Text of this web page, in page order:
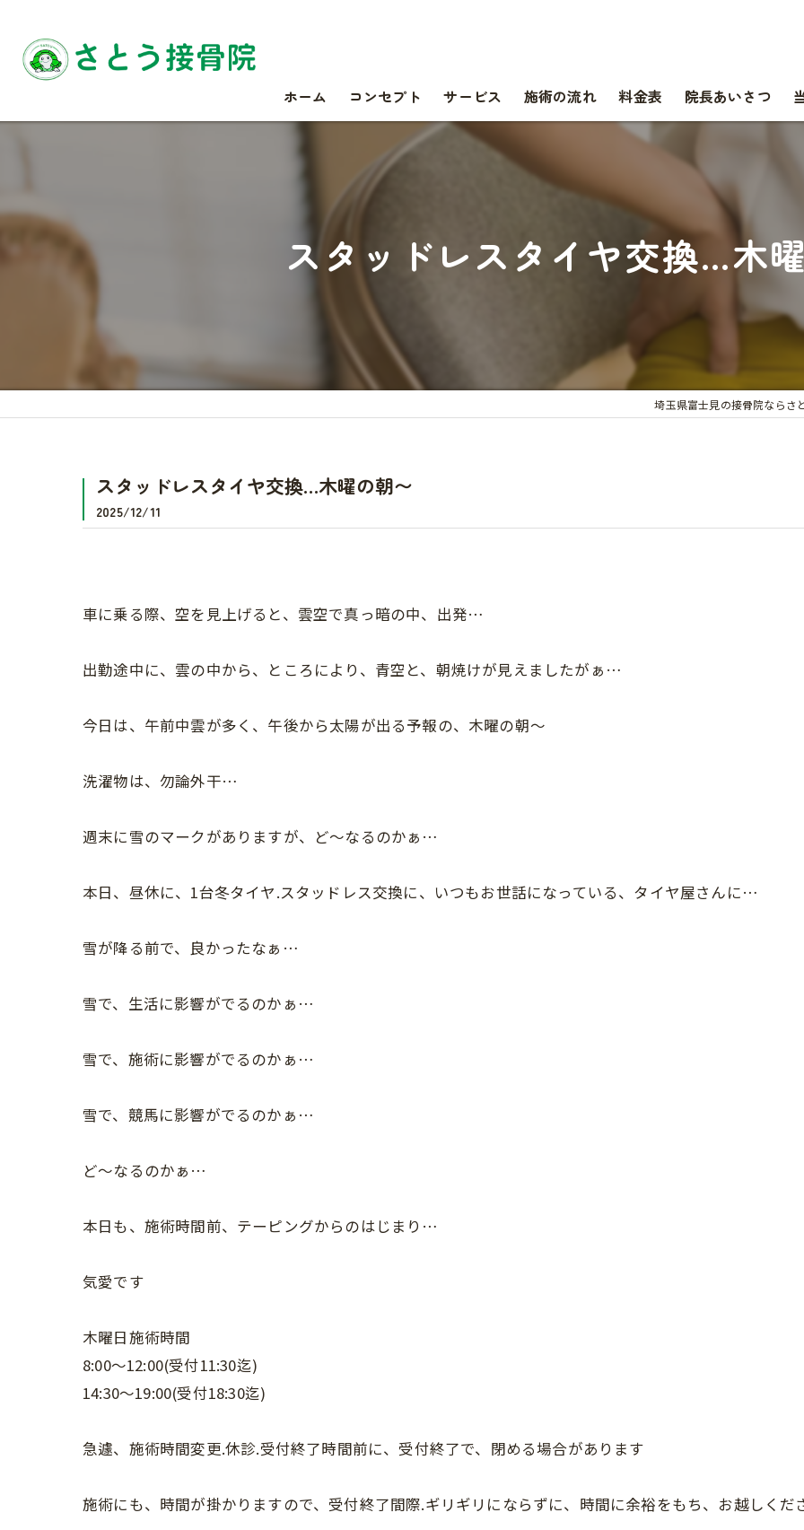
ホーム コンセプト サービス 施術の流れ 料金表 院長あいさつ
スタッドレスタイヤ交換…木
埼玉県富士見の接骨院ならさ
スタッドレスタイヤ交換…木曜の朝〜
2025/12/11
車に乗る際、空を見上げると、雲空で真っ暗の中、出発…
出勤途中に、雲の中から、ところにより、青空と、朝焼けが見えましたがぁ…
今日は、午前中雲が多く、午後から太陽が出る予報の、木曜の朝〜
洗濯物は、勿論外干…
週末に雪のマークがありますが、ど〜なるのかぁ…
本日、昼休に、1台冬タイヤ.スタッドレス交換に、いつもお世話になっている、タイヤ屋さんに…
雪が降る前で、良かったなぁ…
雪で、生活に影響がでるのかぁ…
雪で、施術に影響がでるのかぁ…
雪で、競馬に影響がでるのかぁ…
ど〜なるのかぁ…
本日も、施術時間前、テーピングからのはじまり…
気愛です
木曜日施術時間
8:00〜12:00(受付11:30迄)
14:30〜19:00(受付18:30迄)
急遽、施術時間変更.休診.受付終了時間前に、受付終了で、閉める場合があります
施術にも、時間が掛かりますので、受付終了間際.ギリギリにならずに、時間に余裕をもち、お越しくだ